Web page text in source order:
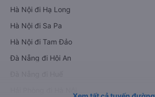
Hà Nội đi Hạ Long
Hà Nội đi Sa Pa
Hà Nội đi Tam Đảo
Đà Nẵng đi Hội An